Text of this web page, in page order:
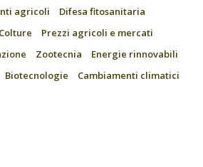
agricoli
Difesa fitosanitaria
Colture
Prezzi agricoli e mercati
Zootecnia
Energie rinnovabili
Biotecnologie
Cambiamenti climatici